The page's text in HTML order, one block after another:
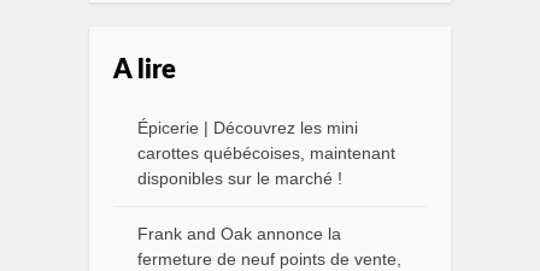
A lire
Épicerie | Découvrez les mini
carottes québécoises, maintenant
disponibles sur le marché !
Frank and Oak annonce la
fermeture de neuf points de vente,